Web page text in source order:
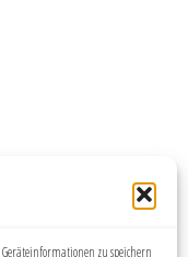
zu speichern